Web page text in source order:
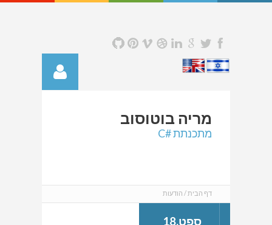
מריה בוטוסוב
מתכנתת #C
דף הבית הודעות
ספט.18